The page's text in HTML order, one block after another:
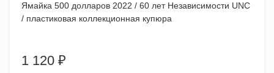
Ямайка 500 долларов 2022 / 60 лет Независимости UNC
/ пластиковая коллекционная купюра
1 120 ₽